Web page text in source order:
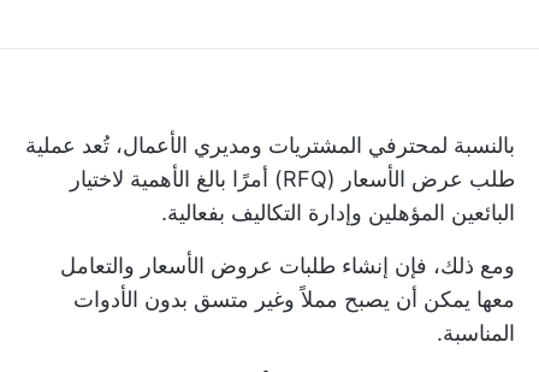
بالنسبة لمحترفي المشتريات ومديري الأعمال، تُعد عملية
طلب عرض الأسعار (RFQ) أمرًا بالغ الأهمية لاختيار
البائعين المؤهلين وإدارة التكاليف بفعالية.
ومع ذلك، فإن إنشاء طلبات عروض الأسعار والتعامل
معها يمكن أن يصبح مملاً وغير متسق بدون الأدوات
المناسبة.